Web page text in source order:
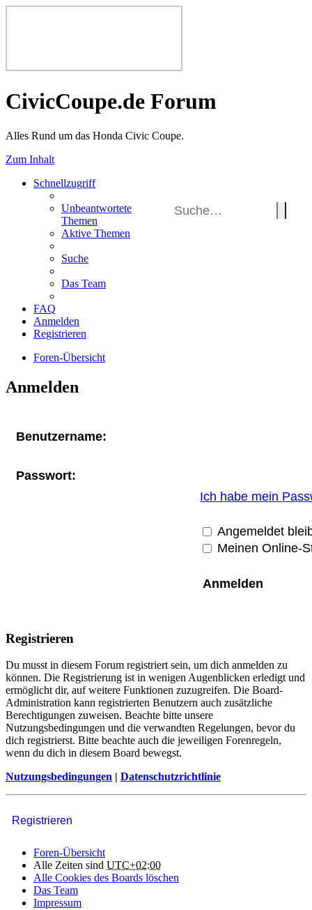
CivicCoupe.de Forum
Alles Rund um das Honda Civic Coupe.
Zum Inhalt
Schnellzugriff
Unbeantwortete
Themen
Aktive Themen
Suche
Das Team
FAQ
Anmelden
Registrieren
Foren-Übersicht
Anmelden
Benutzername:
Passwort:
Ich habe mein
Angemeldet
Meinen Online-
Registrieren
Du musst in diesem Forum registriert sein, um dich anmelden zu
können. Die Registrierung ist in wenigen Augenblicken erledigt und
ermöglicht dir, auf weitere Funktionen zuzugreifen. Die Board-
Administration kann registrierten Benutzern auch zusätzliche
Berechtigungen zuweisen. Beachte bitte unsere
Nutzungsbedingungen und die verwandten Regelungen, bevor du
dich registrierst. Bitte beachte auch die jeweiligen Forenregeln,
wenn du dich in diesem Board bewegst.
Nutzungsbedingungen | Datenschutzrichtlinie
Registrieren
Foren-Übersicht
Alle Zeiten sind UTC+02:00
Alle Cookies des Boards löschen
Das Team
Impressum